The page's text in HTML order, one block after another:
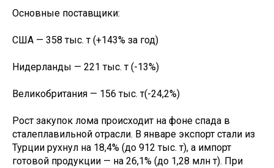
Основные поставщики:
США — 358 тыс. т (+143% за год)
Нидерланды — 221 тыс. т (-13%)
Великобритания — 156 тыс. т(-24,2%)
Рост закупок лома происходит на фоне спада в
сталеплавильной отрасли. В январе экспорт стали из
Турции рухнул на 18,4% (до 912 тыс. т), а импорт
готовой продукции — на 26,1% (до 1,28 млн т). При